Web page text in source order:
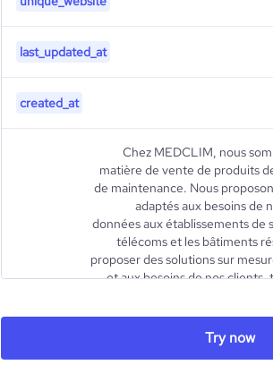
last_updated_at
created_at
Chez MEDCLIM, nous
matière de vente de produits
de maintenance. Nous
adaptés aux besoins de
données aux établissements de
télécoms et les bâtiments
proposer des solutions sur
et aux besoins de nos
renommée
partenaires, nous proposons
reconnue pour son
Try now